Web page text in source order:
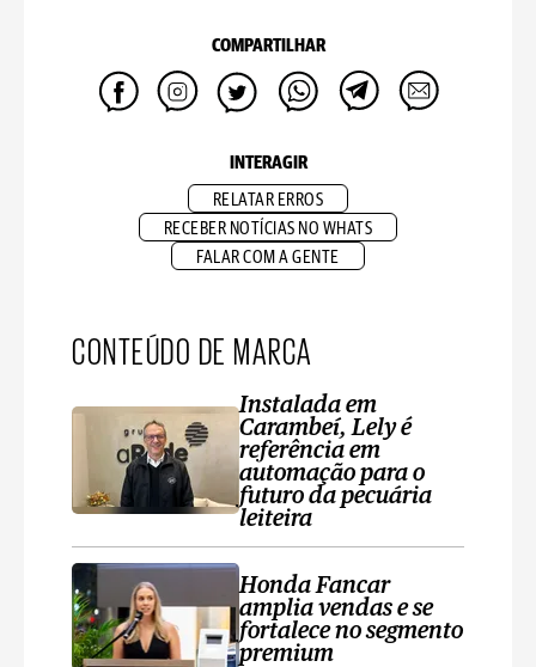
COMPARTILHAR
INTERAGIR
RELATAR ERROS
RECEBER NOTÍCIAS NO WHATS
FALAR COM A GENTE
CONTEÚDO DE MARCA
Instalada em
Carambeí, Lely é
referência em
automação para o
futuro da pecuária
leiteira
Honda Fancar
amplia vendas e se
fortalece no segmento
premium